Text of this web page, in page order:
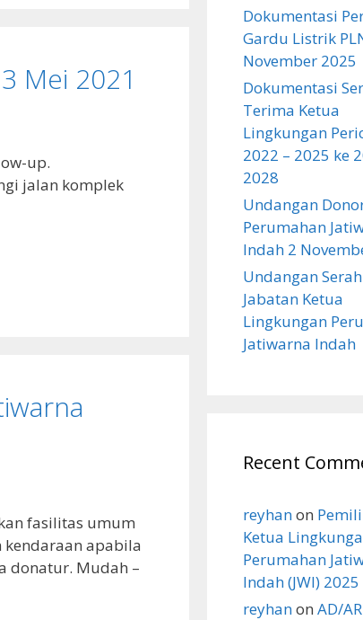
Mei 2021
up.
jalan komplek
fasilitas umum
kendaraan apabila
donatur. Mudah –
Dokumentasi
Gardu Listrik
November 2025
Dokumentasi
Terima Ketua
Lingkungan
2022 – 2025 ke
2028
Undangan
Perumahan
Indah 2
Undangan
Jabatan Ketua
Lingkungan
Jatiwarna Indah
Recent
reyhanon
Ketua
Perumahan
Indah (JWI)
reyhanon AD/